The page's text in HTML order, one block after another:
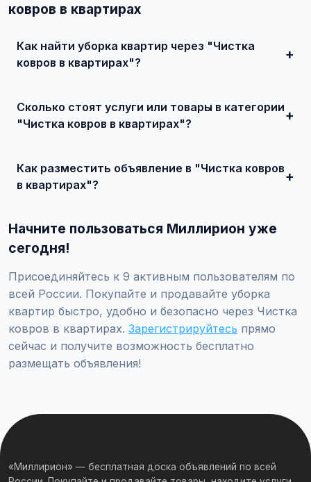
ковров в квартирах
Как найти уборка квартир через "Чистка
ковров в квартирах"?
и договоритесь о сделке.
Сколько стоят услуги или товары в категории
"Чистка ковров в квартирах"?
Как разместить объявление в "Чистка ковров
в квартирах"?
Уборка квартир / Чистка ковров в квартирах", заполните
форму и опубликуйте. Первые объявления — бесплатно!
Начните пользоваться Миллирион уже
сегодня!
Присоединяйтесь к 9 активным пользователям по
всей России. Покупайте и продавайте уборка
квартир быстро, удобно и безопасно через Чистка
ковров в квартирах. Зарегистрируйтесь прямо
сейчас и получите возможность бесплатно
размещать объявления!
«Миллирион» — бесплатная доска объявлений по всей